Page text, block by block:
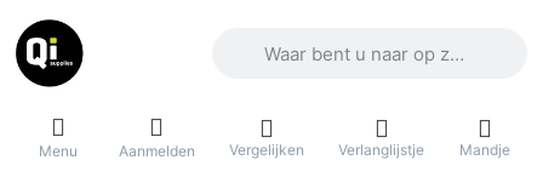
Menu Aanmelden Vergelijken Verlanglijstje Mandje